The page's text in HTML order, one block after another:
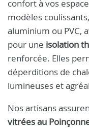
confort à vos
modèles
aluminium ou PVC,
pour une isolation
renforcée. Elles
déperditions de
lumineuses et
Nos artisans
vitrées au